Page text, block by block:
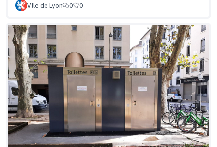
Ville de Lyon 0 0